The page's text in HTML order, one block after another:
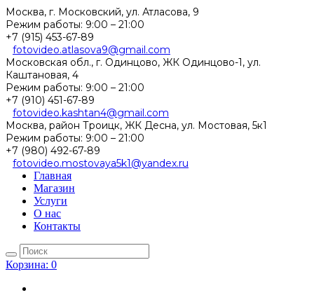
Москва, г. Московский, ул. Атласова, 9
Режим работы: 9:00 – 21:00
+7 (915) 453-67-89
fotovideo.atlasova9@gmail.com
Московская обл., г. Одинцово, ЖК Одинцово-1, ул.
Каштановая, 4
Режим работы: 9:00 – 21:00
+7 (910) 451-67-89
fotovideo.kashtan4@gmail.com
Москва, район Троицк, ЖК Десна, ул. Мостовая, 5к1
Режим работы: 9:00 – 21:00
+7 (980) 492-67-89
fotovideo.mostovaya5k1@yandex.ru
Главная
Магазин
Услуги
О нас
Контакты
Корзина: 0